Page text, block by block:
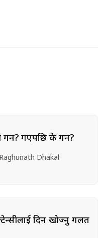
गएपछि के गर्ने?
Raghunath Dhakal
दिन खोज्नु गलत